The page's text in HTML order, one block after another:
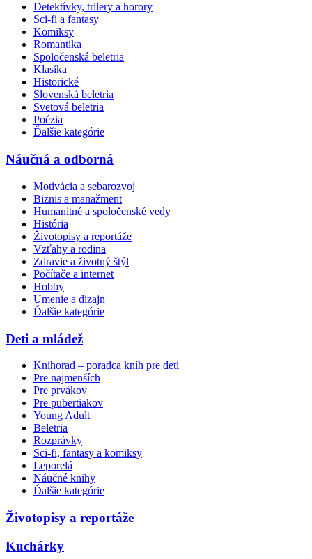
Detektívky, trilery a horory
Sci-fi a fantasy
Komiksy
Romantika
Spoločenská beletria
Klasika
Historické
Slovenská beletria
Svetová beletria
Poézia
Ďalšie kategórie
Náučná a odborná
Motivácia a sebarozvoj
Biznis a manažment
Humanitné a spoločenské vedy
História
Životopisy a reportáže
Vzťahy a rodina
Zdravie a životný štýl
Počítače a internet
Hobby
Umenie a dizajn
Ďalšie kategórie
Deti a mládež
Knihorad – poradca kníh pre deti
Pre najmenších
Pre prvákov
Pre pubertiakov
Young Adult
Beletria
Rozprávky
Sci-fi, fantasy a komiksy
Leporelá
Náučné knihy
Ďalšie kategórie
Životopisy a reportáže
Kuchárky